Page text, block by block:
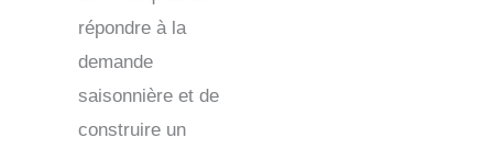
répondre à la
demande
saisonnière et de
construire un